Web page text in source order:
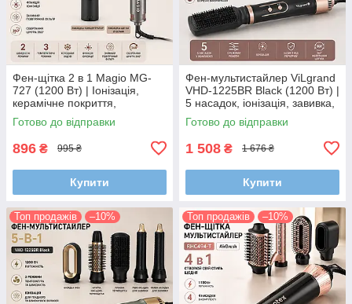
Фен-щітка 2 в 1 Magio MG-
727 (1200 Вт) | Іонізація,
керамічне покриття,
холодний обдув, 3
температурні режими
Готово до відправки
896 ₴ 995 ₴
Купити
Фен-мультистайлер ViLgrand
VHD-1225BR Black (1200 Вт) |
5 насадок, іонізація, завивка,
вирівнювання та сушіння
волосся
Готово до відправки
1 508 ₴ 1 676 ₴
Купити
Топ продажів –10% Топ продажів –10%